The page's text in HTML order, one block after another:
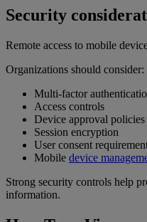
Security
Remote access to mobile
Organizations should consider:
Multi-factor
Access controls
Device approval policies
Session encryption
User consent
Mobile device
Strong security controls help
information.